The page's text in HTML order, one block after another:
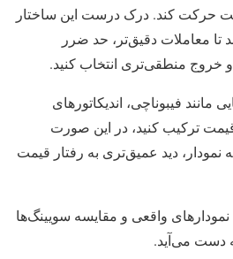
حرکت کند. درک درست این ساختار
معاملات دقیق‌تر، حد ضرر
خروج منطقی‌تری انتخاب کنید.
مانند فیبوناچی، اندیکاتورهای
ترکیب کنید، در این صورت
نمودار، دید عمیق‌تری به رفتار قیمت
نمودارهای واقعی و مقایسه سویینگ‌ها
دست می‌آید.